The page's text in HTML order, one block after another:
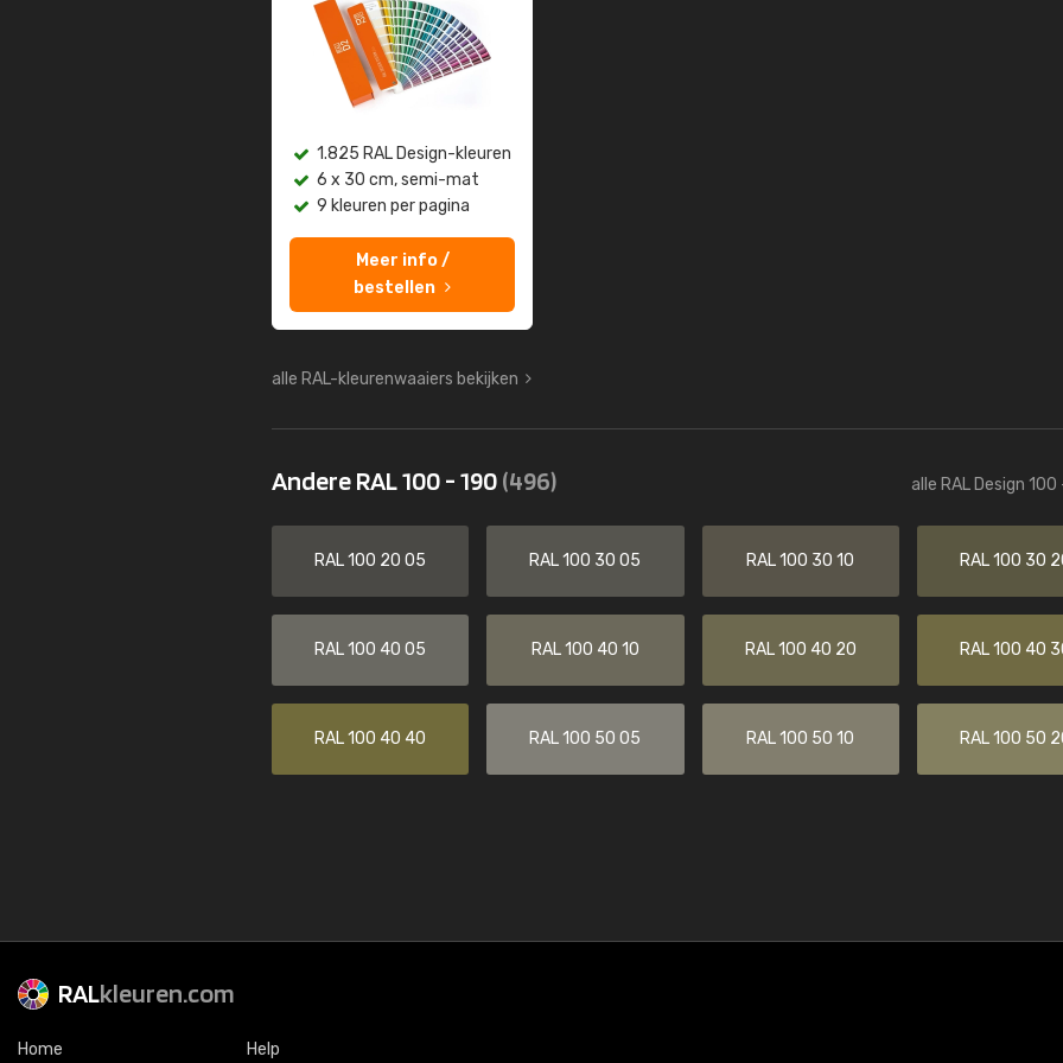
1.825 RAL Design-kleuren
6 x 30 cm, semi-mat
9 kleuren per pagina
Meer info /
bestellen
alle RAL-kleurenwaaiers bekijken
Andere RAL 100 - 190(496) alle RAL Design 100
RAL 100 20 05 RAL 100 30 05 RAL 100 30 10 RAL 100 30
RAL 100 40 05 RAL 100 40 10 RAL 100 40 20 RAL 100 40
RAL 100 40 40 RAL 100 50 05 RAL 100 50 10 RAL 100 50
RALkleuren.com
Home Help